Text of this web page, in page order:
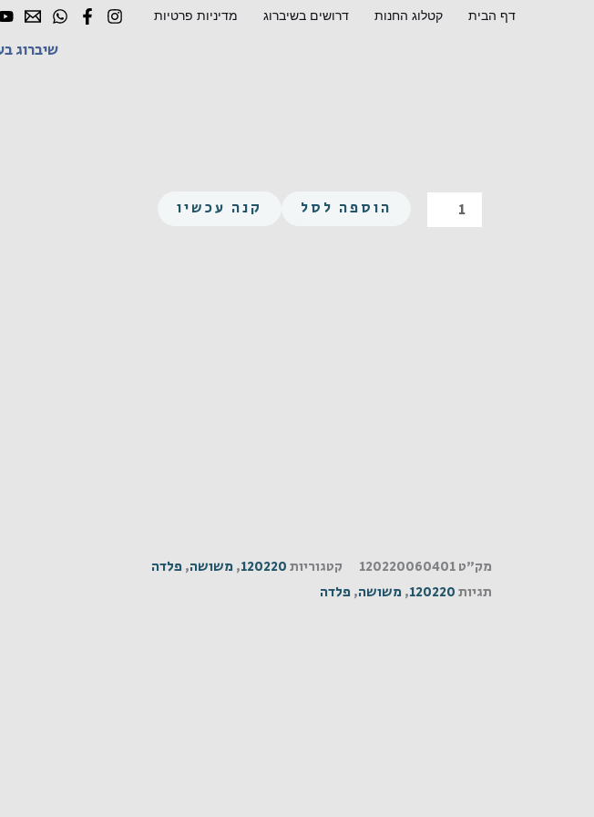
דף הבית קטלוג החנות דרושים בשיברוג מדיניות פרטיות
שיברוג
כמות
של
הוספה לסל קנה עכשיו
מק"ט120220060401 קטגוריות120220
, משושה, פלדה
תגיות120220
, משושה, פלדה